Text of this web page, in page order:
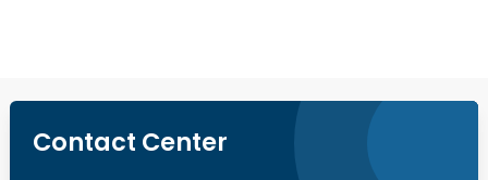
Contact Center